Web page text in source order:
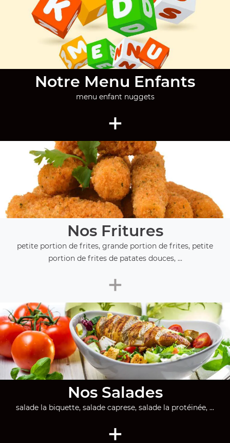
Notre Menu Enfants
menu enfant nuggets
+
Nos Fritures
petite portion de frites, grande portion de frites, petite
portion de frites de patates douces, ...
+
Nos Salades
salade la biquette, salade caprese, salade la protéinée, ...
+